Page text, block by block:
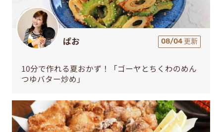
ぱお 08/04 更新
10分で作れる夏おかず！「ゴーヤとちくわのめん
つゆバター炒め」